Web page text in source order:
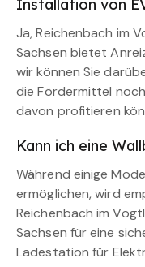
Installation von
Ja, Reichenbach im
Sachsen bietet
wir können Sie
die Fördermittel
davon profitieren
Kann ich eine
Während einige
ermöglichen, wird
Reichenbach im
Sachsen für eine
Ladestation für